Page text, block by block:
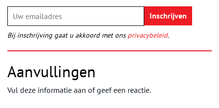
Bij inschrijving gaat u akkoord met ons privacybeleid.
Aanvullingen
Vul deze informatie aan of geef een reactie.